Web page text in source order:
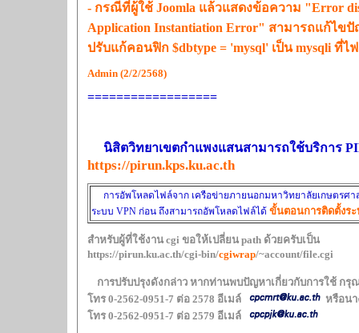
- กรณีที่ผู้ใช้ Joomla แล้วแสดงข้อความ "Error
Application Instantiation Error" สามารถแก้ไข
ปรับแก้คอนฟิก $dbtype = 'mysql' เป็น
Admin (2/2/2568)
==================
นิสิตวิทยาเขตกำแพงแสนสามารถใช้บริการ
https://pirun.kps.ku.ac.th
การอัพโหลดไฟล์จาก เครือข่ายภายนอกมหาวิทยาลัยเกษตรศาส
ระบบ VPN ก่อน ถึงสามารถอัพโหลดไฟล์ได้ ขั้นตอนการติดตั้งระ
สำหรับผู้ที่ใช้งาน cgi ขอให้เปลี่ยน path ด้วยครับเป็น
https://pirun.ku.ac.th/cgi-bin/cgiwrap/~account/file.cgi
การปรับป
โทร 0-2562-0951-7 ต่อ 2578 อีเมล์
หรือน